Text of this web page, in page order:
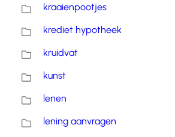
kraaienpootjes
krediet hypotheek
kruidvat
kunst
lenen
lening aanvragen